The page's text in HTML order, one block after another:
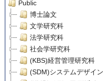
Public
博士論文
文学研究科
法学研究科
社会学研究科
(KBS)経営管理研究科
(SDM)システムデザイ